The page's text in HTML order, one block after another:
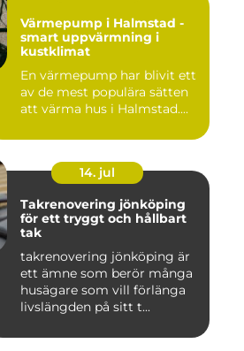
Värmepump i Halmstad -
smart uppvärmning i
kustklimat
En värmepump har blivit ett
av de mest populära sätten
att värma hus i Halmstad....
14. jul
Takrenovering jönköping
för ett tryggt och hållbart
tak
takrenovering jönköping är
ett ämne som berör många
husägare som vill förlänga
livslängden på sitt t...